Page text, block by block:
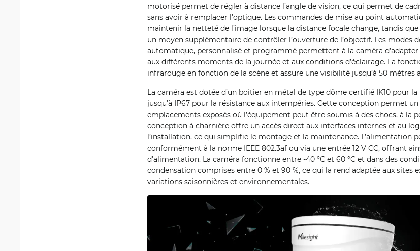
motorisé permet de régler à distance l’angle de vision, ce qui permet de
sans avoir à remplacer l’optique. Les commandes de mise au point
maintenir la netteté de l’image lorsque la distance focale change, tandis
un moyen supplémentaire de contrôler l’ouverture de l’objectif. Les modes
automatique, personnalisé et programmé permettent à la caméra
aux différents moments de la journée et aux conditions d’éclairage. La
infrarouge en fonction de la scène et assure une visibilité jusqu’à 50 mètres
La caméra est dotée d’un boîtier en métal de type dôme certifié IK10 pour
jusqu’à IP67 pour la résistance aux intempéries. Cette conception permet
emplacements exposés où l’équipement peut être soumis à des chocs, à la
conception à charnière offre un accès direct aux interfaces internes et au
l’installation, ce qui simplifie le montage et la maintenance. L’alimentation
conformément à la norme IEEE 802.3af ou via une entrée 12 V CC, offrant
d’alimentation. La caméra fonctionne entre -40 °C et 60 °C et dans des
condensation comprises entre 0 % et 90 %, ce qui la rend adaptée aux sites
variations saisonnières et environnementales.